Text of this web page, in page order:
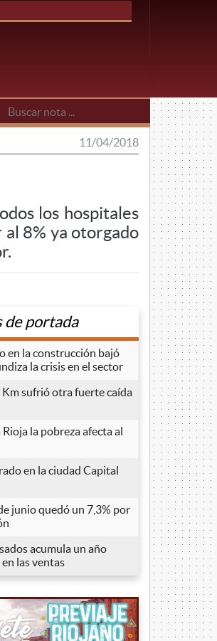
11/04/2018
los hospitales
8% ya otorgado
de portada
en la construcción bajó
la crisis en el sector
Km sufrió otra fuerte caída
Rioja la pobreza afecta al
en la ciudad Capital
junio quedó un 7,3% por
acumula un año
las ventas